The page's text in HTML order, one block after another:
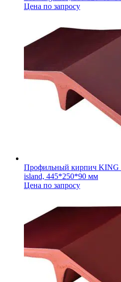
Цена по запросу
Профильный кирпич KING
island, 445*250*90 мм
Цена по запросу